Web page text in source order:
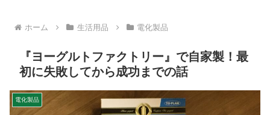
ホーム 生活用品 電化製品
『ヨーグルトファクトリー』で自家製！最
初に失敗してから成功までの話
電化製品